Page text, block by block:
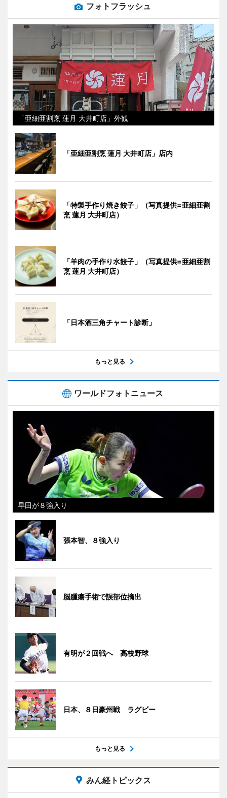
フォトフラッシュ
「亜細亜割烹 蓮月 大井町店」外観
「亜細亜割烹 蓮月 大井町店」店内
「特製手作り焼き餃子」（写真提供=亜細亜割
烹 蓮月 大井町店）
「羊肉の手作り水餃子」（写真提供=亜細亜割
烹 蓮月 大井町店）
「日本酒三角チャート診断」
もっと見る
ワールドフォトニュース
早田が８強入り
張本智、８強入り
脳腫瘍手術で誤部位摘出
有明が２回戦へ 高校野球
日本、８日豪州戦 ラグビー
もっと見る
みん経トピックス